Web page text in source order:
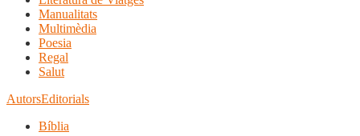
Manualitats
Multimèdia
Poesia
Regal
Salut
AutorsEditorials
Bíblia